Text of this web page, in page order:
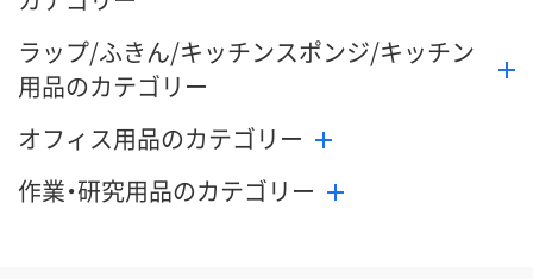
ラップ/ふきん/キッチンスポンジ/キッチン
用品のカテゴリー
オフィス用品のカテゴリー
作業・研究用品のカテゴリー